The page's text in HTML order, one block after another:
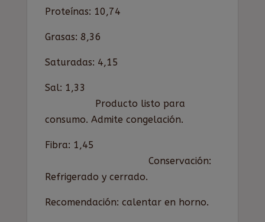
Proteínas: 10,74
Grasas: 8,36
Saturadas: 4,15
Sal: 1,33
Producto listo para
consumo. Admite congelación.
Fibra: 1,45
Conservación:
Refrigerado y cerrado.
Recomendación: calentar en horno.